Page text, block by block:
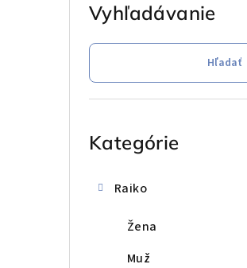
Vyhľadávanie
Hľadať
Kategórie
Raiko
Žena
Muž